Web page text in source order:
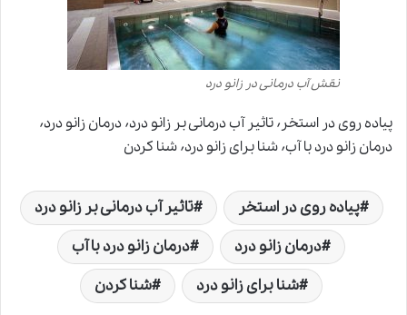
نقش آب درمانی در زانو درد
پیاده روی در استخر٬ تاثیر آب درمانی بر زانو درد٬ درمان زانو درد٬
درمان زانو درد با آب٬ شنا برای زانو درد٬ شنا کردن
پیاده روی در استخر
تاثیر آب درمانی بر زانو درد
درمان زانو درد
درمان زانو درد با آب
شنا برای زانو درد
شنا کردن